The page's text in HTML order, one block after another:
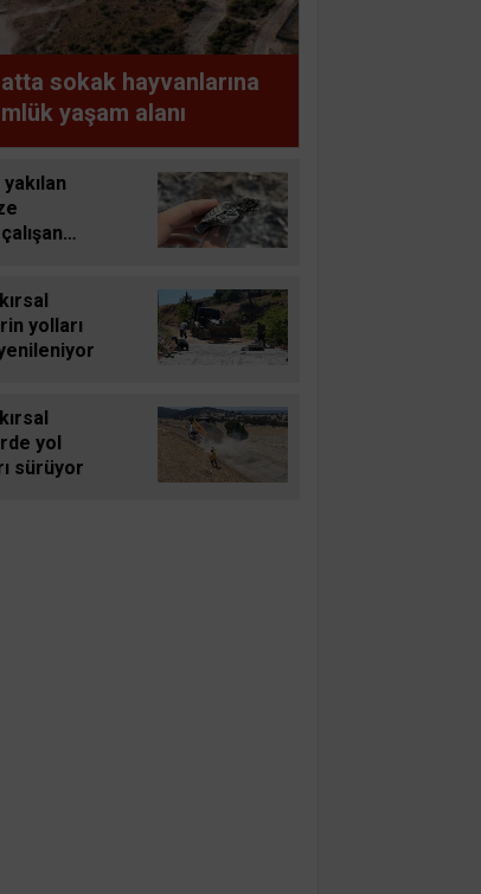
sokak hayvanlarına
yaşam alanı
yolları
yol
sürüyor